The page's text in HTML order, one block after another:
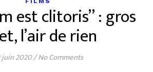
est clitoris” : gros
l’air de rien
juin 2020/No Comments